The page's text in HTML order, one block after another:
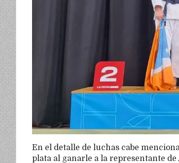
En el detalle de luchas cabe
plata al ganarle a la representante